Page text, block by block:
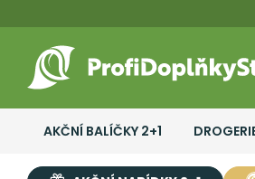
AKČNÍ BALÍČKY 2+1